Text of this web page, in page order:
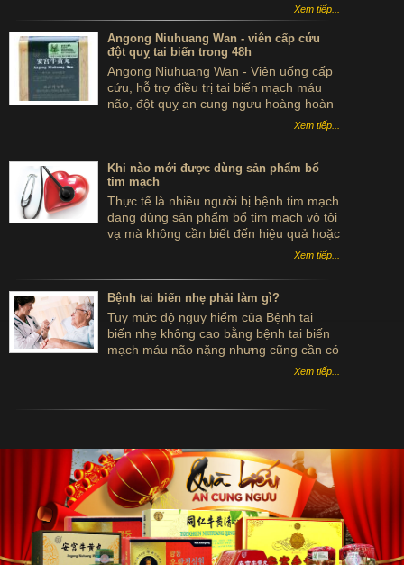
Xem tiếp...
Angong Niuhuang Wan - viên cấp cứu
đột quỵ tai biến trong 48h
Angong Niuhuang Wan - Viên uống cấp
cứu, hỗ trợ điều trị tai biến mạch máu
não, đột quỵ an cung ngưu hoàng hoàn
hộp gỗ màu xanh bắc kinh đồng nhân
Xem tiếp...
Khi nào mới được dùng sản phẩm bổ
tim mạch
Thực tế là nhiều người bị bệnh tim mạch
đang dùng sản phẩm bổ tim mạch vô tội
vạ mà không cần biết đến hiệu quả hoặc
tác dụng của sản phẩm. Vậy bệnh nhân
mạch?
Xem tiếp...
Bệnh tai biến nhẹ phải làm gì?
Tuy mức độ nguy hiểm của Bệnh tai
biến nhẹ không cao bằng bệnh tai biến
mạch máu não nặng nhưng cũng cần có
sự phòng ngừa kịp thời. Vậy nếu gặp
Xem tiếp...